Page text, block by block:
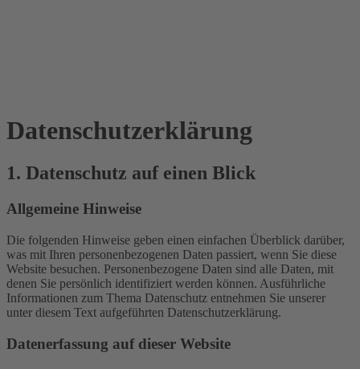
Datenschutz­erklärung
1. Datenschutz auf einen Blick
Allgemeine Hinweise
Die folgenden Hinweise geben einen einfachen Überblick darüber,
was mit Ihren personenbezogenen Daten passiert, wenn Sie diese
Website besuchen. Personenbezogene Daten sind alle Daten, mit
denen Sie persönlich identifiziert werden können. Ausführliche
Informationen zum Thema Datenschutz entnehmen Sie unserer
unter diesem Text aufgeführten Datenschutzerklärung.
Datenerfassung auf dieser Website